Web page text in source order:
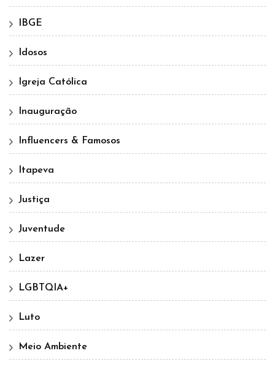
IBGE
Idosos
Igreja Católica
Inauguração
Influencers & Famosos
Itapeva
Justiça
Juventude
Lazer
LGBTQIA+
Luto
Meio Ambiente